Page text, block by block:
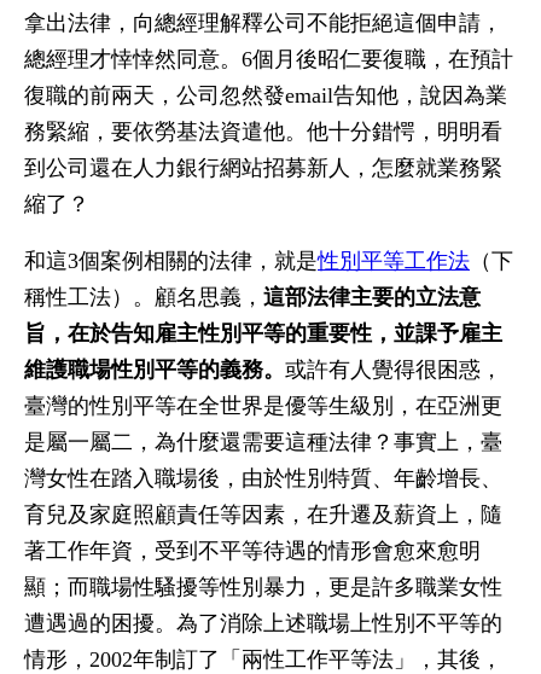
拿出法律，向總經理解釋公司不能拒絕這個申請，
總經理才悻悻然同意。6個月後昭仁要復職，在預計
復職的前兩天，公司忽然發email告知他，說因為業
務緊縮，要依勞基法資遣他。他十分錯愕，明明看
到公司還在人力銀行網站招募新人，怎麼就業務緊
縮了？
和這3個案例相關的法律，就是性別平等工作法 （下
稱性工法）。顧名思義， 這部法律主要的立法意
旨，在於告知雇主性別平等的重要性，並課予雇主
維護職場性別平等的義務。 或許有人覺得很困惑，
臺灣的性別平等在全世界是優等生級別，在亞洲更
是屬一屬二，為什麼還需要這種法律？事實上，臺
灣女性在踏入職場後，由於性別特質、年齡增長、
育兒及家庭照顧責任等因素，在升遷及薪資上，隨
著工作年資，受到不平等待遇的情形會愈來愈明
顯；而職場性騷擾等性別暴力，更是許多職業女性
遭遇過的困擾。為了消除上述職場上性別不平等的
情形，2002年制訂了「兩性工作平等法」，其後，